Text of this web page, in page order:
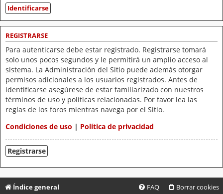
REGISTRARSE
Para autenticarse debe estar registrado. Registrarse tomará
solo unos pocos segundos y le permitirá un amplio acceso al
sistema. La Administración del Sitio puede además otorgar
permisos adicionales a los usuarios registrados. Antes de
identificarse asegúrese de estar familiarizado con nuestros
términos de uso y políticas relacionadas. Por favor lea las
reglas de los foros mientras navega por el Sitio.
Condiciones de uso | Política de privacidad
Registrarse
Índice general Borrar cookies
FAQ